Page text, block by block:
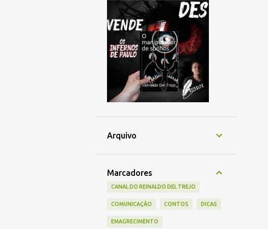
Arquivo
Marcadores
CANAL DO REINALDO DEL TREJO
COMUNICAÇÃO CONTOS DICAS
EMAGRECIMENTO